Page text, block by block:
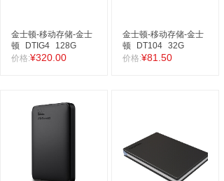
金士顿-移动存储-金士
顿
DTIG4
128G
价格:¥320.00
金士顿-移动存储-金士
顿
DT104 32G
价格:¥81.50